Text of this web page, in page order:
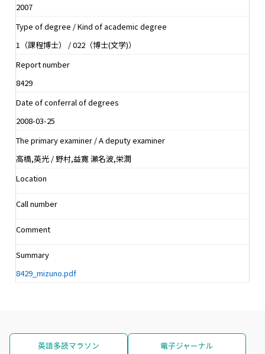
2007
Type of degree / Kind of academic degree
1（課程博士） / 022（博士(文学)）
Report number
8429
Date of conferral of degrees
2008-03-25
The primary examiner / A deputy examiner
高橋,英光 / 野村,益寛 瀬名波,栄潤
Location
Call number
Comment
Summary
8429_mizuno.pdf
英語多読マラソン 電子ジャーナル